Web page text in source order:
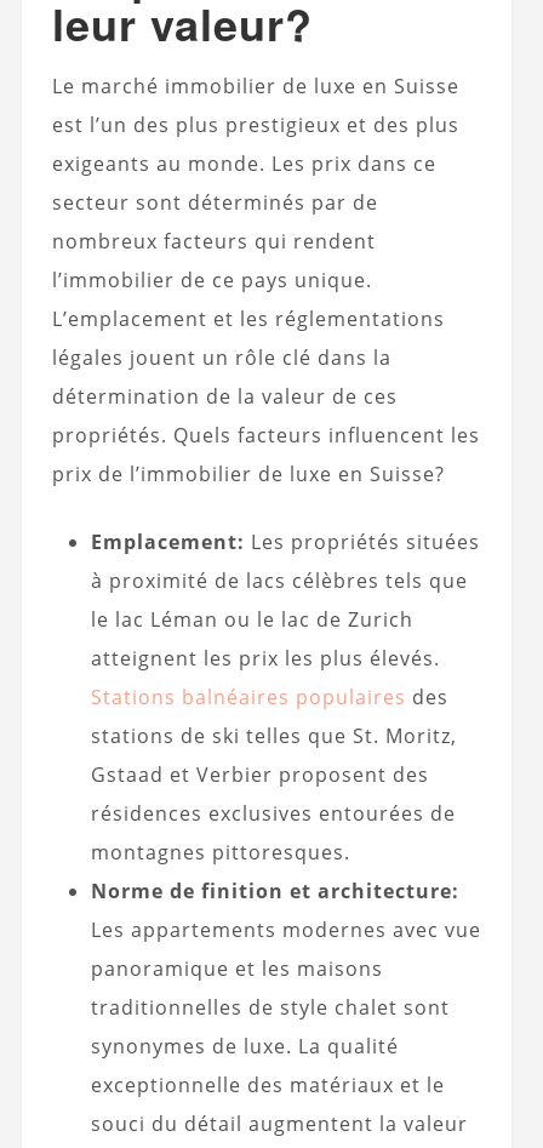
leur valeur?
Le marché immobilier de luxe en Suisse
est l’un des plus prestigieux et des plus
exigeants au monde. Les prix dans ce
secteur sont déterminés par de
nombreux facteurs qui rendent
l’immobilier de ce pays unique.
L’emplacement et les réglementations
légales jouent un rôle clé dans la
détermination de la valeur de ces
propriétés. Quels facteurs influencent les
prix de l’immobilier de luxe en Suisse?
Emplacement: Les propriétés situées
à proximité de lacs célèbres tels que
le lac Léman ou le lac de Zurich
atteignent les prix les plus élevés.
Stations balnéaires populaires des
stations de ski telles que St. Moritz,
Gstaad et Verbier proposent des
résidences exclusives entourées de
montagnes pittoresques.
Norme de finition et architecture:
Les appartements modernes avec vue
panoramique et les maisons
traditionnelles de style chalet sont
synonymes de luxe. La qualité
exceptionnelle des matériaux et le
souci du détail augmentent la valeur